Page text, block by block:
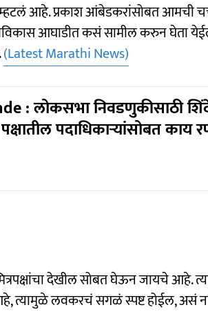
म्हटलं आहे. प्रकाश आंबेडकरांसोबत आमची
आघाडीत कसं सामील करुन घेता
(Latest Marathi News)
: लोकसभा निवडणुकीसाठी
पदाधिकाऱ्यांसोबत काय
देखील सोबत घेऊन जायचे आहे.
आहे, त्यामुळे लवकरचं सगळं स्पष्ट होईल, असं